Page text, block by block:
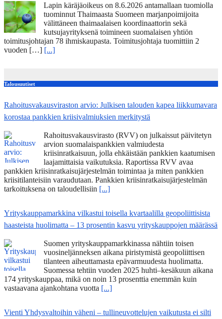
Lapin käräjäoikeus on 8.6.2026 antamallaan tuomiolla
tuominnut Thaimaasta Suomeen marjanpoimijoita
välittäneen thaimaalaisen koordinaattorin sekä
kutsujayrityksenä toimineen suomalaisen yhtiön
toimitusjohtajan 78 ihmiskaupasta. Toimitusjohtaja tuomittiin 2
vuoden […] [...]
Talousuutiset
Rahoitusvakausviraston arvio: Julkisen talouden kapea liikkumavara
korostaa pankkien kriisivalmiuksien merkitystä
Rahoitusvakausvirasto (RVV) on julkaissut päivitetyn
arvion suomalaispankkien valmiudesta
kriisinratkaisuun, jolla ehkäistään pankkien kaatumisen
laajamittaisia vaikutuksia. Raportissa RVV avaa
pankkien kriisinratkaisujärjestelmän toimintaa ja miten pankkien
kriisitilanteisiin varaudutaan. Pankkien kriisinratkaisujärjestelmän
tarkoituksena on taloudellisiin [...]
Yrityskauppamarkkina vilkastui toisella kvartaalilla geopoliittisista
haasteista huolimatta – 13 prosentin kasvu yrityskauppojen määrässä
Suomen yrityskauppamarkkinassa nähtiin toisen
vuosineljänneksen aikana piristymistä geopoliittisen
tilanteen aiheuttamasta epävarmuudesta huolimatta.
Suomessa tehtiin vuoden 2025 huhti–kesäkuun aikana
174 yrityskauppaa, mikä on noin 13 prosenttia enemmän kuin
vastaavana ajankohtana vuotta [...]
Vienti Yhdysvaltoihin väheni – tullineuvottelujen vaikutusta ei silti